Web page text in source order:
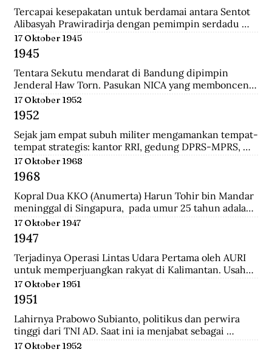
Tercapai kesepakatan untuk berdamai antara Sentot
Alibasyah Prawiradirja dengan pemimpin serdadu
Belanda sehingga Sentot menghentikan peperangan.
Sentot Alibasyah (Pasha 'yang tinggi') menjadi
panglima di pasukan Diponegoro waktu masih
berumur 17 tahun. Ia adalah keturunan bupati
Madiun.
17 Oktober 1945
1945
Tentara Sekutu mendarat di Bandung dipimpin
Jenderal Haw Torn. Pasukan NICA yang membonceng
Sekutu berusaha mengembalikan kekuasaan Belanda
di Indonesia. Secara sepihak Sekutu meminta agar
senjata yang dilucuti pasukan TKR dari tentara
Jepang diserahkan kepada Sekutu.
17 Oktober 1952
1952
Sejak jam empat subuh militer mengamankan tempat-
tempat strategis: kantor RRI, gedung DPRS-MPRS,
dan stasiun-stasiun keretapi. Pukul delapan pagi,
kerumuman massa menjalar; mereka diangkut dari
pabrik-pabrik di luar kota, sisanya dari Jakarta
dikelola jagoan-jagoan Betawi. Tentara mengorganisir
demonstrasi itu, dengan dukungan tank dan artileri,
bergerak ke istana presiden, menuntut pembubaran
parlemen.
17 Oktober 1968
1968
Kopral Dua KKO (Anumerta) Harun Tohir bin Mandar
meninggal di Singapura,  pada umur 25 tahun adalah
salah satu dari dua anggota KKO Korps Komando; kini
disebut Korps Marinir Indonesia yang ditangkap di
Singapura pada saat terjadinya Konfrontasi dengan
Malaysia. Bersama dengan seorang anggota KKO
lainnya bernama Usman, ia dihukum gantung oleh
pemerintah Singapura pada Oktober 1968 dengan
tuduhan meletakkan bom di wilayah pusat kota
Singapura yang padat pada 10 Maret 1965.
17 Oktober 1947
1947
Terjadinya Operasi Lintas Udara Pertama oleh AURI
untuk memperjuangkan rakyat di Kalimantan. Usaha
ini berhasil menerobos blokade udara Belanda dan
berhasil menerjunkan pasukan didaratan Kalimantan
dan membantu pasukan gerilaya dalam melawan
NICA.
17 Oktober 1951
1951
Lahirnya Prabowo Subianto, politikus dan perwira
tinggi dari TNI AD. Saat ini ia menjabat sebagai
Menteri Pertahanan.
17 Oktober 1952